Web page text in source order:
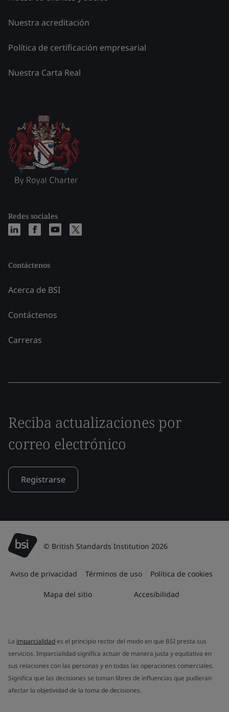
Nuestra acreditación
Política de certificación empresarial
Nuestra Carta Real
Redes sociales
Contáctenos
Acerca de BSI
Contáctenos
Carreras
Reciba actualizaciones por
correo electrónico
Registrarse
© British Standards Institution 2026
Aviso de privacidad Términos de uso Política de cookies
Mapa del sitio Accesibilidad
La imparcialidades el principio rector del modo en que BSI presta sus
servicios. Imparcialidad significa actuar de manera justa y equitativa en
sus relaciones con las personas y en todas las operaciones comerciales.
Significa que las decisiones se toman libres de influencias que pudieran
afectar la objetividad de la toma de decisiones.